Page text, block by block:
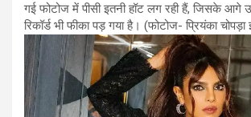
गई फोटोज में पीसी इतनी हॉट लग रही हैं, जिसके आगे
रिकॉर्ड भी फीका पड़ गया है। (फोटोज- प्रियंका चोपड़ा